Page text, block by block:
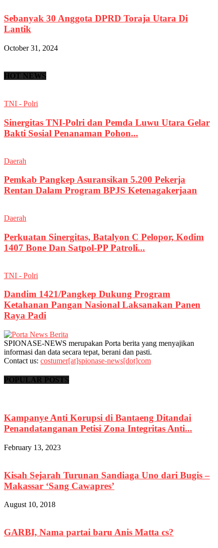
Sebanyak 30 Anggota DPRD Toraja Utara Di
Lantik
October 31, 2024
HOT NEWS
TNI - Polri
Sinergitas TNI-Polri dan Pemda Luwu Utara Gelar
Bakti Sosial Penanaman Pohon...
Daerah
Pemkab Pangkep Asuransikan 5.200 Pekerja
Rentan Dalam Program BPJS Ketenagakerjaan
Daerah
Perkuatan Sinergitas, Batalyon C Pelopor, Kodim
1407 Bone Dan Satpol-PP Patroli...
TNI - Polri
Dandim 1421/Pangkep Dukung Program
Ketahanan Pangan Nasional Laksanakan Panen
Raya Padi
SPIONASE-NEWS merupakan Porta berita yang menyajikan
informasi dan data secara tepat, berani dan pasti.
Contact us: costumer[at]spionase-news[dot]com
POPULAR POSTS
Kampanye Anti Korupsi di Bantaeng Ditandai
Penandatanganan Petisi Zona Integritas Anti...
February 13, 2023
Kisah Sejarah Turunan Sandiaga Uno dari Bugis –
Makassar ‘Sang Cawapres’
August 10, 2018
GARBI, Nama partai baru Anis Matta cs?